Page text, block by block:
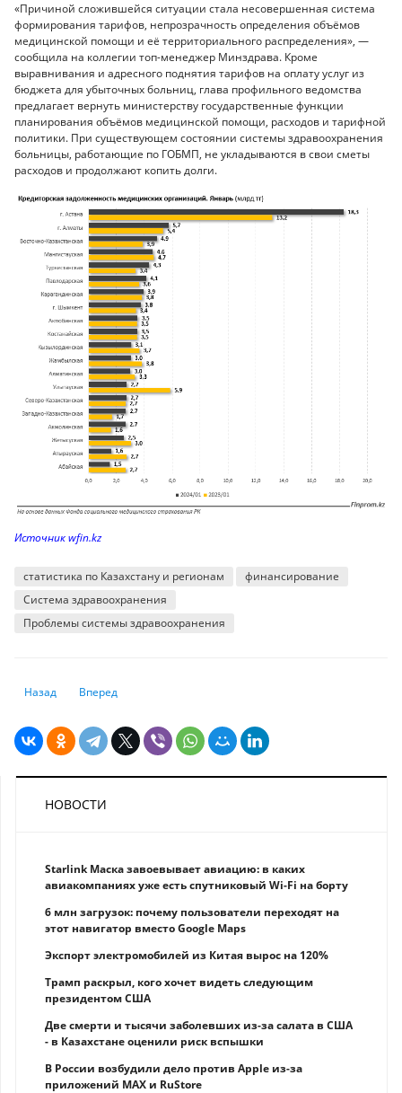
«Причиной сложившейся ситуации стала несовершенная система
формирования тарифов, непрозрачность определения объёмов
медицинской помощи и её территориального распределения», —
сообщила на коллегии топ-менеджер Минздрава. Кроме
выравнивания и адресного поднятия тарифов на оплату услуг из
бюджета для убыточных больниц, глава профильного ведомства
предлагает вернуть министерству государственные функции
планирования объёмов медицинской помощи, расходов и тарифной
политики. При существующем состоянии системы здравоохранения
больницы, работающие по ГОБМП, не укладываются в свои сметы
расходов и продолжают копить долги.
Источник wfin.kz
статистика по Казахстану и регионам
финансирование
Система здравоохранения
Проблемы системы здравоохранения
Предыдущий: На сколько и как приумножились пенсионные
Назад Следующий: Налоговые поступления в госбюджет
Вперед
НОВОСТИ
Starlink Маска завоевывает авиацию: в каких
авиакомпаниях уже есть спутниковый Wi-Fi на борту
6 млн загрузок: почему пользователи переходят на
этот навигатор вместо Google Maps
Экспорт электромобилей из Китая вырос на 120%
Трамп раскрыл, кого хочет видеть следующим
президентом США
Две смерти и тысячи заболевших из-за салата в США
- в Казахстане оценили риск вспышки
В России возбудили дело против Apple из-за
приложений MAX и RuStore